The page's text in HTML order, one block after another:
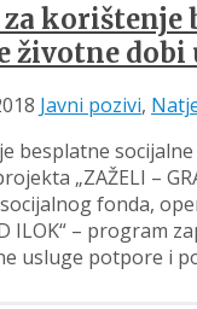
životne
Javni pozivi,
besplatne
„ZAŽELI –
fonda,
ILOK“ – program
usluge potpore i